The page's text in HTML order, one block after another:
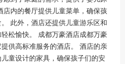
内的餐厅提供儿童菜单，确保孩
此外，酒店还提供儿童游乐区和
松愉快。 成都万豪酒店成都万豪
供高标准服务的酒店。 酒店的亲
童设计的家具，确保孩子们的安